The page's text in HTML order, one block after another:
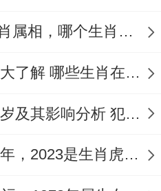
三头六臂打一什么生肖属相，哪个生肖三头六臂
2025年犯太岁的生肖大了解 哪些生肖在2025年犯太岁
2025年哪个生肖犯太岁及其影响分析 犯太岁的生肖及化解方法解析
2023年是属什么生肖年，2023是生肖虎年还是兔年